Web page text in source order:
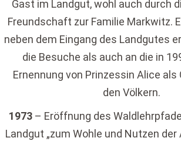
Gast im Landgut, wohl auch durch
Freundschaft zur Familie Markwitz.
neben dem Eingang des Landgutes
die Besuche als auch an die in
Ernennung von Prinzessin Alice
den Völkern.
1973 – Eröffnung des
Landgut „zum Wohle und Nutzen